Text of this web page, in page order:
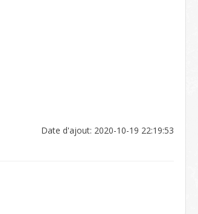
Date d'ajout: 2020-10-19 22:19:53